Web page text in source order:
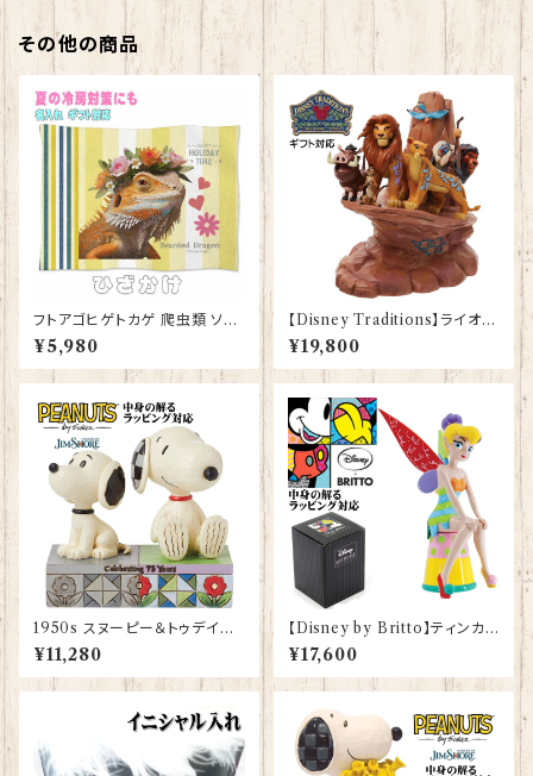
その他の商品
フトアゴヒゲトカゲ 爬虫類 ソフ
トブランケット ひざかけ 毛布 グ
ッズ 雑貨 誕生日プレゼント ギフ
ト【型番 SB-10008】お花の王
¥5,980
【Disney Traditions】ライオン
キング プライドロック フィギュア
プレゼント ギフト グッズ お祝い
人形 置物 ジムショア グッズ 結
ント 還暦祝い お祝い プロポー
ズ 結婚記念日 JIM SHORE
¥19,800
1950s スヌーピー＆トゥデイズ
スヌーピー Snoopy JIM SHO
RE フィギュア プレゼント ギフト
グッズ お祝い 人形 置物 ジムシ
¥11,280
【Disney by Britto】ティンカ
ー・ベル シッティングポーズ ピ
ーターパン グッズ ロメロ ブリッ
ト フィギュア プレゼント ギフト
籍祝い 誕生日プレゼント 還暦
祝い プロポーズ 結婚記念日 デ
ィズニーランド ディズニーシー
ディズニーワールド
¥17,600